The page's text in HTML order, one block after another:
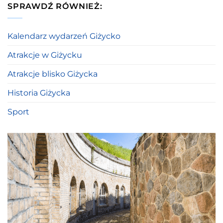
SPRAWDŹ RÓWNIEŻ:
Kalendarz wydarzeń Giżycko
Atrakcje w Giżycku
Atrakcje blisko Giżycka
Historia Giżycka
Sport